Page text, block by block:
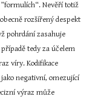
Nevěří totiž
rozšířený despekt
pohrdání zasahuje
tedy za účelem
víry. Kodifikace
negativní, omezující
výraz může